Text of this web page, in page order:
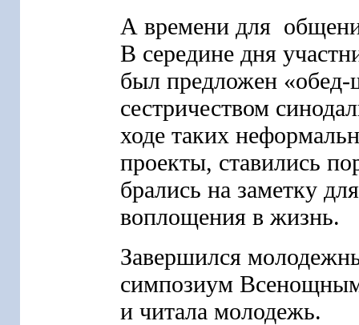
А времени для
В середине дня
был предложен
сестричеством
ходе таких
проекты, ставились
брались на заметку
воплощения в жизнь.
Завершился
симпозиум
и читала молодежь.